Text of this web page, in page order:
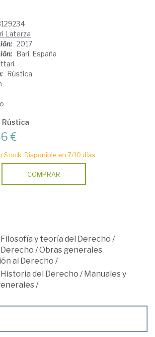
Laterza
2017
Bari. España
Rústica
Rústica
€
Stock. Disponible en 7/10 días.
COMPRAR
Filosofía y teoría del Derecho /
/Obras generales.
al Derecho /
Historia del Derecho /Manuales y
/